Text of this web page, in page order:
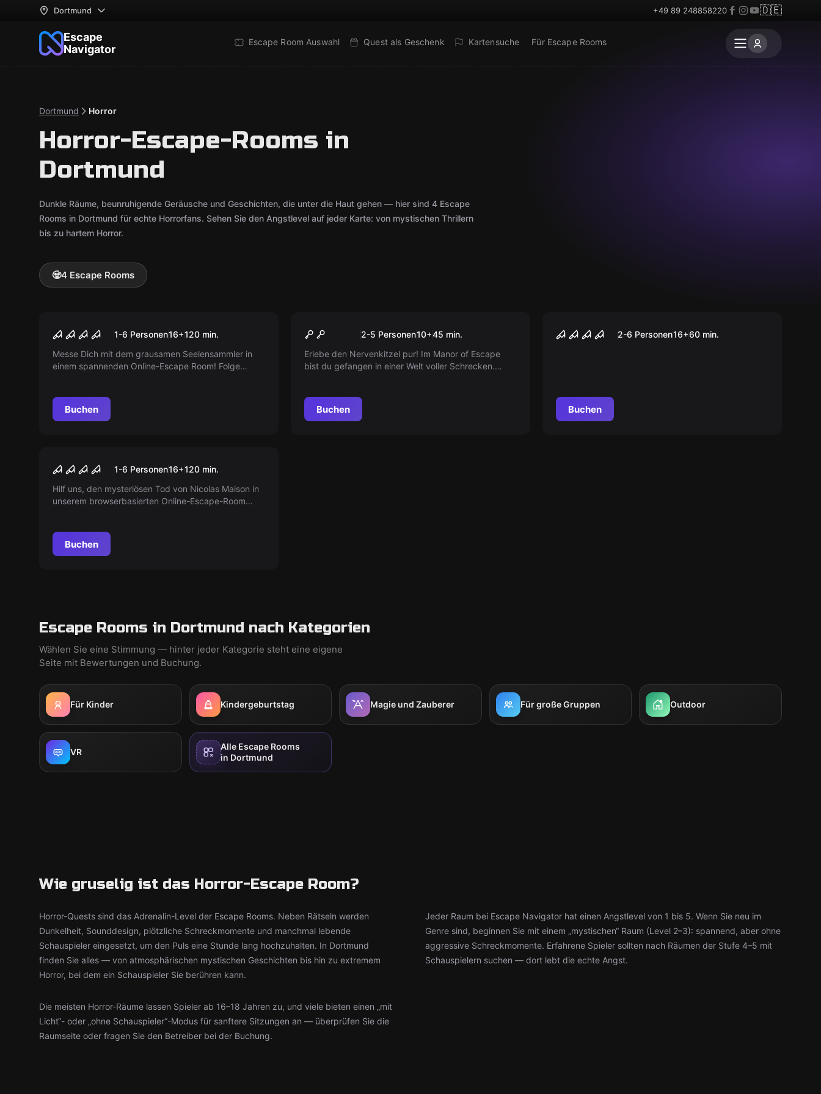
Dortmund +49 89 248858220 🇩🇪
Escape
Navigator
Escape Room Auswahl Quest als Geschenk Kartensuche Für Escape Rooms
Dortmund Horror
Horror-Escape-Rooms in
Dortmund
Dunkle Räume, beunruhigende Geräusche und Geschichten, die unter die Haut gehen — hier sind 4 Escape
Rooms in Dortmund für echte Horrorfans. Sehen Sie den Angstlevel auf jeder Karte: von mystischen Thrillern
bis zu hartem Horror.
🧟4 Escape Rooms
Der Seelensammler
1-6 Personen16+120 min.
Messe Dich mit dem grausamen Seelensammler in
einem spannenden Online-Escape Room! Folge
Buchen
Manor of Escape
2-5 Personen10+45 min.
Erlebe den Nervenkitzel pur! Im Manor of Escape
bist du gefangen in einer Welt voller Schrecken.
bereit, der Dunkelheit zu entfliehen?
Buchen
Maniac 2-6 Personen16+60 min.
Buchen
Ausgangssperre
1-6 Personen16+120 min.
Hilf uns, den mysteriösen Tod von Nicolas Maison in
unserem browserbasierten Online-Escape-Room
Buchen
Escape Rooms in Dortmund nach Kategorien
Wählen Sie eine Stimmung — hinter jeder Kategorie steht eine eigene
Seite mit Bewertungen und Buchung.
Für Kinder Kindergeburtstag Magie und Zauberer Für große Gruppen Outdoor
VR
Alle Escape Rooms
in Dortmund
Wie gruselig ist das Horror-Escape Room?
Horror-Quests sind das Adrenalin-Level der Escape Rooms. Neben Rätseln werden
Dunkelheit, Sounddesign, plötzliche Schreckmomente und manchmal lebende
Schauspieler eingesetzt, um den Puls eine Stunde lang hochzuhalten. In Dortmund
finden Sie alles — von atmosphärischen mystischen Geschichten bis hin zu extremem
Horror, bei dem ein Schauspieler Sie berühren kann.
Jeder Raum bei Escape Navigator hat einen Angstlevel von 1 bis 5. Wenn Sie neu im
Genre sind, beginnen Sie mit einem „mystischen“ Raum (Level 2–3): spannend, aber ohne
aggressive Schreckmomente. Erfahrene Spieler sollten nach Räumen der Stufe 4–5 mit
Schauspielern suchen — dort lebt die echte Angst.
Die meisten Horror-Räume lassen Spieler ab 16–18 Jahren zu, und viele bieten einen „mit
Licht“- oder „ohne Schauspieler“-Modus für sanftere Sitzungen an — überprüfen Sie die
Raumseite oder fragen Sie den Betreiber bei der Buchung.